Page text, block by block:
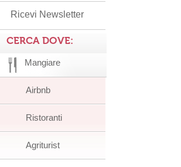
Ricevi Newsletter
CERCA DOVE:
Mangiare
Airbnb
Ristoranti
Agriturist